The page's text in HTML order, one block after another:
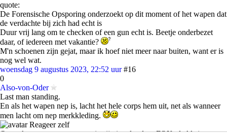
quote:
De Forensische Opsporing onderzoekt op dit moment of het wapen dat
de verdachte bij zich had echt is
Duur vrij lang om te checken of een gun echt is. Beetje onderbezet
daar, of iedereen met vakantie?
M'n schoenen zijn gejat, maar ik hoef niet meer naar buiten, want er is
nog wel wat.
woensdag 9 augustus 2023, 22:52 uur #16
0
Also-von-Oder
Last man standing.
En als het wapen nep is, lacht het hele corps hem uit, net als wanneer
men lacht om nep merkkleding.
Reageer zelf
Om te kunnen reageren moet je zijn ingelogd op FOK.nl. Als je nog